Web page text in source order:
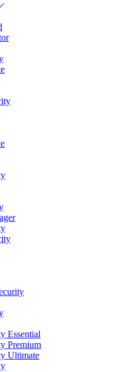
Essential
Premium
Ultimate